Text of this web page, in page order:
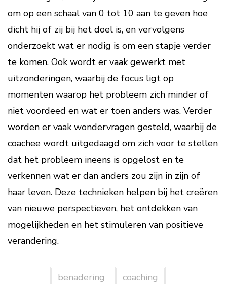
om op een schaal van 0 tot 10 aan te geven hoe
dicht hij of zij bij het doel is, en vervolgens
onderzoekt wat er nodig is om een stapje verder
te komen. Ook wordt er vaak gewerkt met
uitzonderingen, waarbij de focus ligt op
momenten waarop het probleem zich minder of
niet voordeed en wat er toen anders was. Verder
worden er vaak wondervragen gesteld, waarbij de
coachee wordt uitgedaagd om zich voor te stellen
dat het probleem ineens is opgelost en te
verkennen wat er dan anders zou zijn in zijn of
haar leven. Deze technieken helpen bij het creëren
van nieuwe perspectieven, het ontdekken van
mogelijkheden en het stimuleren van positieve
verandering.
benadering
coaching